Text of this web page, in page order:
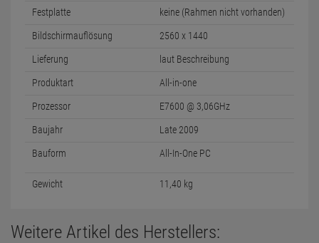
Festplatte keine (Rahmen nicht vorhanden)
Bildschirmauflösung 2560 x 1440
Lieferung laut Beschreibung
Produktart All-in-one
Prozessor E7600 @ 3,06GHz
Baujahr Late 2009
Bauform All-In-One PC
Gewicht 11,40 kg
Weitere Artikel des Herstellers: